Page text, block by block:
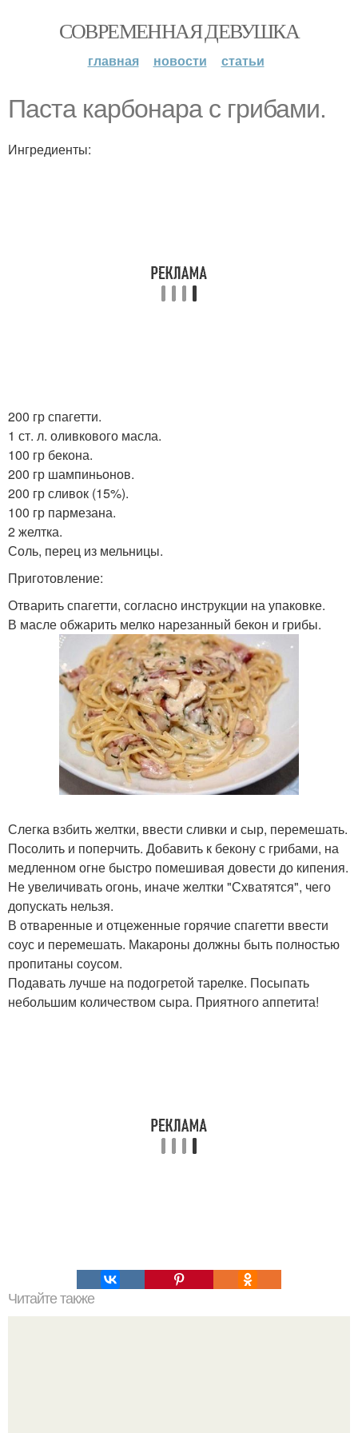
СОВРЕМЕННАЯ ДЕВУШКА
главная новости статьи
Паста карбонара с грибами.
Ингредиенты:
200 гр спагетти.
1 ст. л. оливкового масла.
100 гр бекона.
200 гр шампиньонов.
200 гр сливок (15%).
100 гр пармезана.
2 желтка.
Соль, перец из мельницы.
Приготовление:
Отварить спагетти, согласно инструкции на упаковке.
В масле обжарить мелко нарезанный бекон и грибы.
Слегка взбить желтки, ввести сливки и сыр, перемешать.
Посолить и поперчить. Добавить к бекону с грибами, на
медленном огне быстро помешивая довести до кипения.
Не увеличивать огонь, иначе желтки "Схватятся", чего
допускать нельзя.
В отваренные и отцеженные горячие спагетти ввести
соус и перемешать. Макароны должны быть полностью
пропитаны соусом.
Подавать лучше на подогретой тарелке. Посыпать
небольшим количеством сыра. Приятного аппетита!
Читайте также